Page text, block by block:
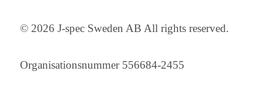
© 2026 J-spec Sweden AB All rights reserved.
Organisationsnummer 556684-2455